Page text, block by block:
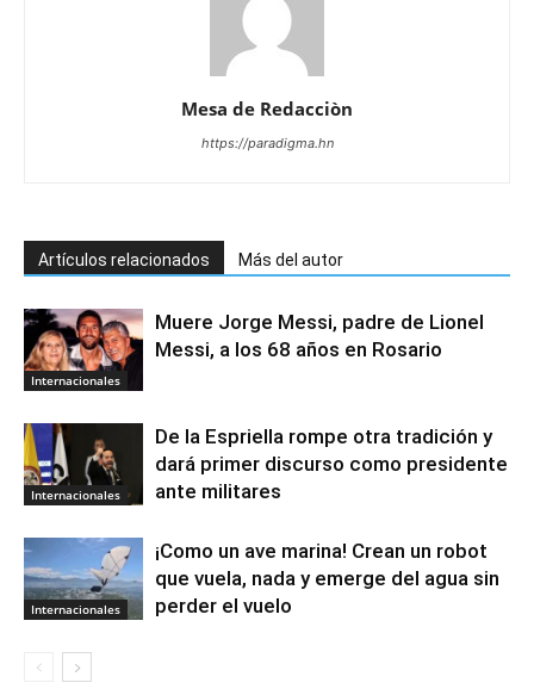
Mesa de Redacciòn
https://paradigma.hn
Artículos relacionados Más del autor
Internacionales
Muere Jorge Messi, padre de Lionel
Messi, a los 68 años en Rosario
Internacionales
De la Espriella rompe otra tradición y
dará primer discurso como presidente
ante militares
Internacionales
¡Como un ave marina! Crean un robot
que vuela, nada y emerge del agua sin
perder el vuelo